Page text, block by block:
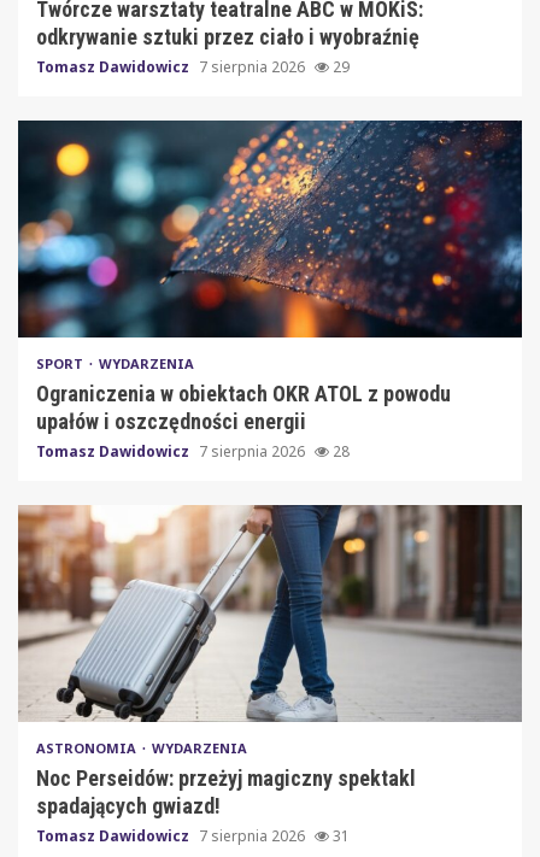
Twórcze warsztaty teatralne ABC w MOKiS:
odkrywanie sztuki przez ciało i wyobraźnię
Tomasz Dawidowicz 7 sierpnia 2026 29
SPORT WYDARZENIA
Ograniczenia w obiektach OKR ATOL z powodu
upałów i oszczędności energii
Tomasz Dawidowicz 7 sierpnia 2026 28
ASTRONOMIA WYDARZENIA
Noc Perseidów: przeżyj magiczny spektakl
spadających gwiazd!
Tomasz Dawidowicz 7 sierpnia 2026 31